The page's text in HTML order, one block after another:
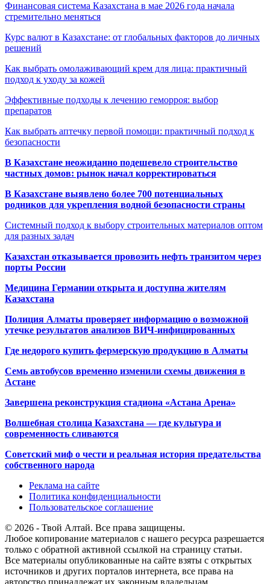
Финансовая система Казахстана в мае 2026 года начала
стремительно меняться
Курс валют в Казахстане: от глобальных факторов до личных
решений
Как выбрать омолаживающий крем для лица: практичный
подход к уходу за кожей
Эффективные подходы к лечению геморроя: выбор
препаратов
Как выбрать аптечку первой помощи: практичный подход к
безопасности
В Казахстане неожиданно подешевело строительство
частных домов: рынок начал корректироваться
В Казахстане выявлено более 700 потенциальных
родников для укрепления водной безопасности страны
Системный подход к выбору строительных материалов оптом
для разных задач
Казахстан отказывается провозить нефть транзитом через
порты России
Медицина Германии открыта и доступна жителям
Казахстана
Полиция Алматы проверяет информацию о возможной
утечке результатов анализов ВИЧ-инфицированных
Где недорого купить фермерскую продукцию в Алматы
Семь автобусов временно изменили схемы движения в
Астане
Завершена реконструкция стадиона «Астана Арена»
Волшебная столица Казахстана — где культура и
современность сливаются
Советский миф о чести и реальная история предательства
собственного народа
Реклама на сайте
Политика конфиденциальности
Пользовательское соглашение
© 2026 - Твой Алтай. Все права защищены.
Любое копирование материалов с нашего ресурса разрешается
только с обратной активной ссылкой на страницу статьи.
Все материалы опубликованные на сайте взяты с открытых
источников и других порталов интернета, все права на